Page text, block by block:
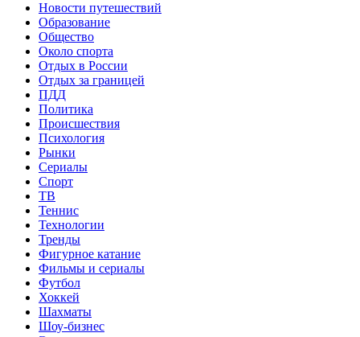
Новости путешествий
Образование
Общество
Около спорта
Отдых в России
Отдых за границей
ПДД
Политика
Происшествия
Психология
Рынки
Сериалы
Спорт
ТВ
Теннис
Технологии
Тренды
Фигурное катание
Фильмы и сериалы
Футбол
Хоккей
Шахматы
Шоу-бизнес